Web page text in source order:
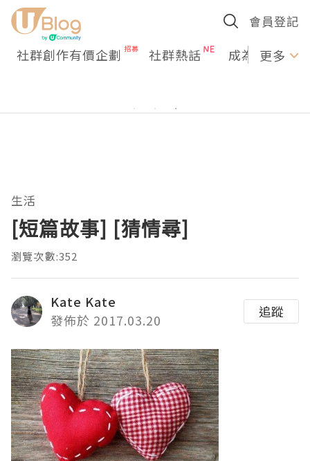
會員登記
社群創作有價企劃 社群熱話 成為U更多
生活
[短篇故事] [猜情尋]
瀏覽次數:352
Kate Kate
發佈於 2017.03.20
追蹤